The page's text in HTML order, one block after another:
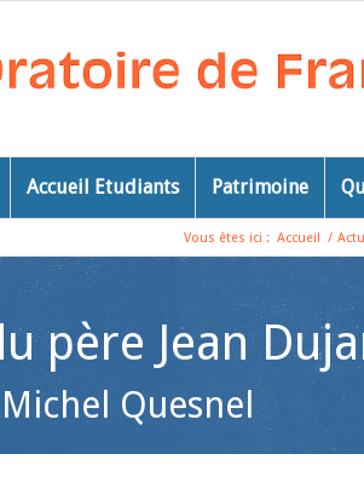
Accueil Etudiants Patrimoine
Vous êtes ici : Accueil / Actu
père Jean
Quesnel